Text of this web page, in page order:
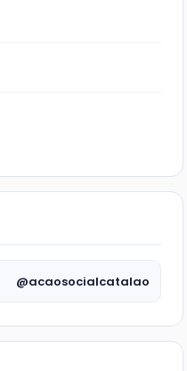
@acaosocialcatalao